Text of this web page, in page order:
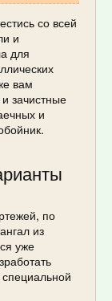
со всей
и
для
вам
зачистные
и
по
из
уже